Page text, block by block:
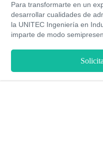
Para transformarte en un
desarrollar cualidades de
la UNITEC Ingeniería en
imparte de modo
horarios flexibles y
de clases.